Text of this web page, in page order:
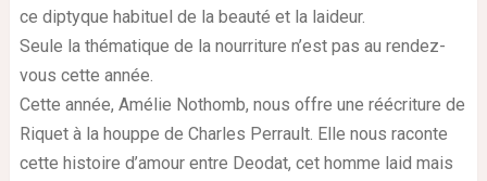
ce diptyque habituel de la beauté et la laideur.
Seule la thématique de la nourriture n’est pas au rendez-
vous cette année.
Cette année, Amélie Nothomb, nous offre une réécriture de
Riquet à la houppe de Charles Perrault. Elle nous raconte
cette histoire d’amour entre Deodat, cet homme laid mais